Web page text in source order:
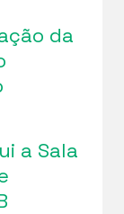
da
a Sala